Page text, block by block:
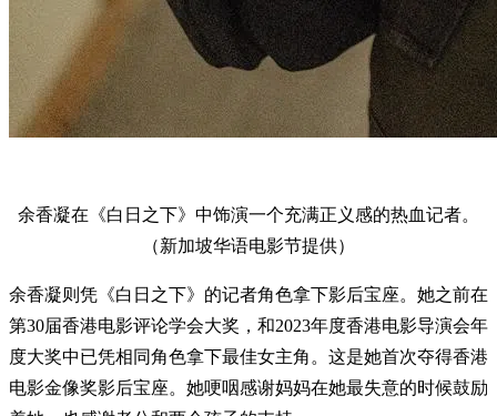
余香凝在《白日之下》中饰演一个充满正义感的热血记者。
（新加坡华语电影节提供）
余香凝则凭《白日之下》的记者角色拿下影后宝座。她之前在
第30届香港电影评论学会大奖，和2023年度香港电影导演会年
度大奖中已凭相同角色拿下最佳女主角。这是她首次夺得香港
电影金像奖影后宝座。她哽咽感谢妈妈在她最失意的时候鼓励